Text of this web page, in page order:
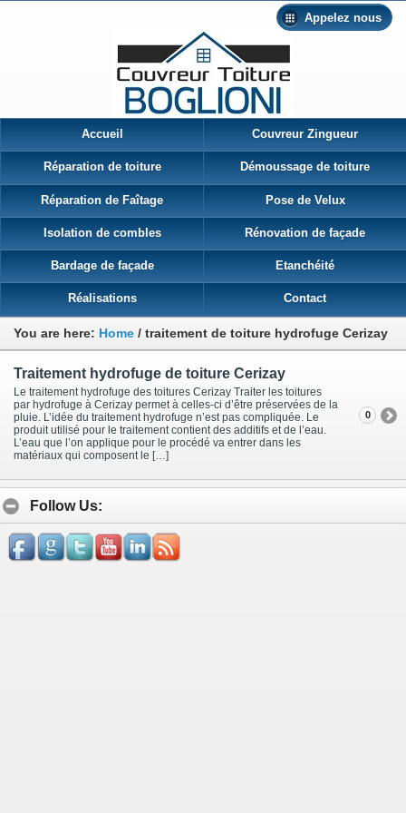
Appelez nous
Accueil Couvreur Zingueur
Réparation de toiture Démoussage de toiture
Réparation de Faîtage Pose de Velux
Isolation de combles Rénovation de façade
Bardage de façade Etanchéité
Réalisations Contact
You are here: Home / traitement de toiture hydrofuge Cerizay
Traitement hydrofuge de toiture Cerizay
Le traitement hydrofuge des toitures Cerizay Traiter les toitures
par hydrofuge à Cerizay permet à celles-ci d’être préservées de la
pluie. L’idée du traitement hydrofuge n’est pas compliquée. Le
produit utilisé pour le traitement contient des additifs et de l’eau.
L’eau que l’on applique pour le procédé va entrer dans les
matériaux qui composent le […]
0
Follow Us: